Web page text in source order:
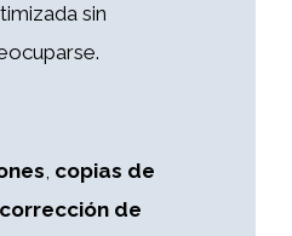
sin
, copias de
corrección de